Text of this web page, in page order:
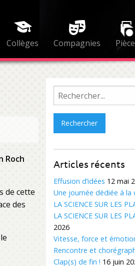
Collèges Compagnies
Roch
de cette
des
Rechercher :
Articles récents
Effusion d’idées 12 mai
Une journée dédiée à la
LA SCIENCE SUR LES
LA SCIENCE SUR LES
2026
Vitesse, force et
Rencontre et
Clap(s) de fin ! 16 juin